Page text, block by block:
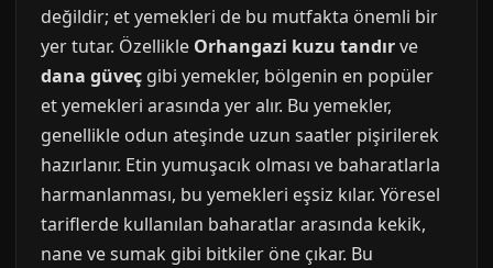
değildir; et yemekleri de bu mutfakta önemli bir
yer tutar. Özellikle Orhangazi kuzu tandırve
dana güveç gibi yemekler, bölgenin en popüler
et yemekleri arasında yer alır. Bu yemekler,
genellikle odun ateşinde uzun saatler pişirilerek
hazırlanır. Etin yumuşacık olması ve baharatlarla
harmanlanması, bu yemekleri eşsiz kılar. Yöresel
tariflerde kullanılan baharatlar arasında kekik,
nane ve sumak gibi bitkiler öne çıkar. Bu